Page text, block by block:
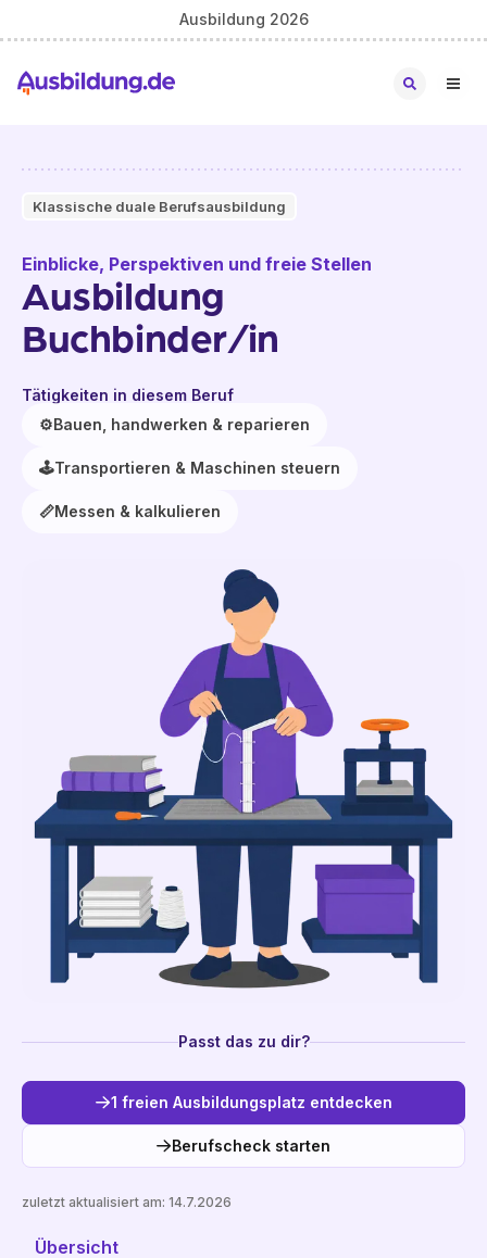
Ausbildung 2026
Klassische duale Berufsausbildung
Einblicke, Perspektiven und freie Stellen
Ausbildung
Buchbinder/in
Tätigkeiten in diesem Beruf
⚙️Bauen, handwerken & reparieren
🕹️Transportieren & Maschinen steuern
📏Messen & kalkulieren
Passt das zu dir?
1 freien Ausbildungsplatz entdecken
Berufscheck starten
Übersicht
zuletzt aktualisiert am: 14.7.2026